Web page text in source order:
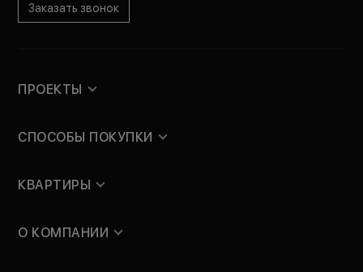
Заказать звонок
ПРОЕКТЫ
СПОСОБЫ ПОКУПКИ
КВАРТИРЫ
О КОМПАНИИ